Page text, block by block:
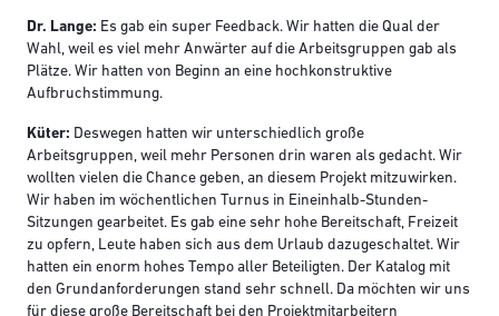
Dr. Lange: Es gab ein super Feedback. Wir hatten die Qual der
Wahl, weil es viel mehr Anwärter auf die Arbeitsgruppen gab als
Plätze. Wir hatten von Beginn an eine hochkonstruktive
Aufbruchstimmung.
Küter: Deswegen hatten wir unterschiedlich große
Arbeitsgruppen, weil mehr Personen drin waren als gedacht. Wir
wollten vielen die Chance geben, an diesem Projekt mitzuwirken.
Wir haben im wöchentlichen Turnus in Eineinhalb-Stunden-
Sitzungen gearbeitet. Es gab eine sehr hohe Bereitschaft, Freizeit
zu opfern, Leute haben sich aus dem Urlaub dazugeschaltet. Wir
hatten ein enorm hohes Tempo aller Beteiligten. Der Katalog mit
den Grundanforderungen stand sehr schnell. Da möchten wir uns
für diese große Bereitschaft bei den Projektmitarbeitern